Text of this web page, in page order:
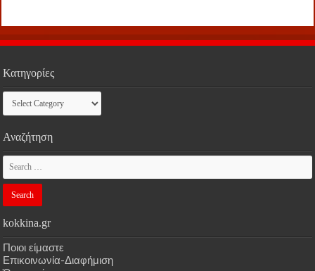
Κατηγορίες
Κατηγορίες
Αναζήτηση
kokkina.gr
Ποιοι είμαστε
Επικοινωνία-Διαφήμιση